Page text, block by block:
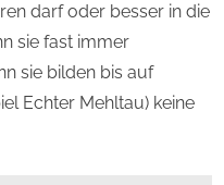
darf oder besser in die
sie fast immer
sie bilden bis auf
Echter Mehltau) keine